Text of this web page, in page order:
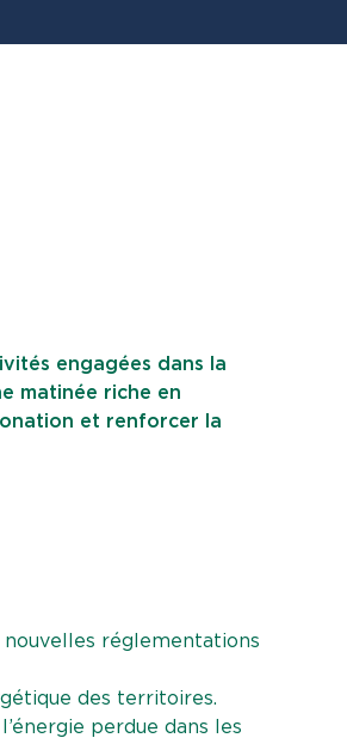
engagées dans la
matinée riche en
et renforcer la
réglementations
des territoires.
perdue dans les